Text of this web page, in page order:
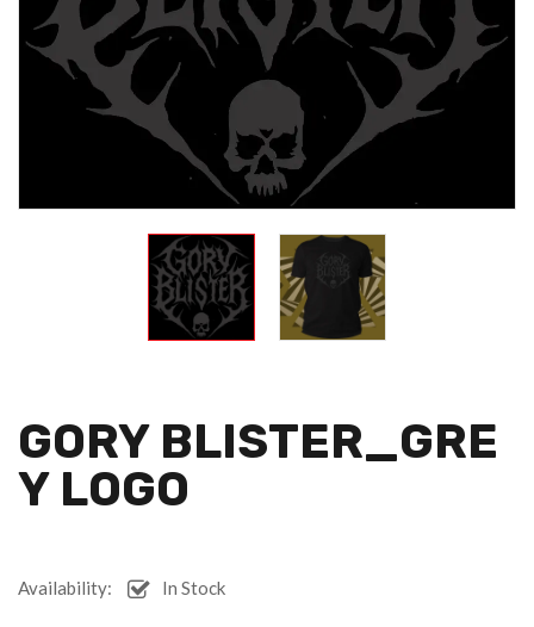
GORY BLISTER_GRE
Y LOGO
Availability: In Stock